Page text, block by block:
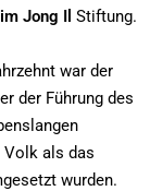
Jong Il Stiftung.
war der
der Führung des
Volk als das
wurden.